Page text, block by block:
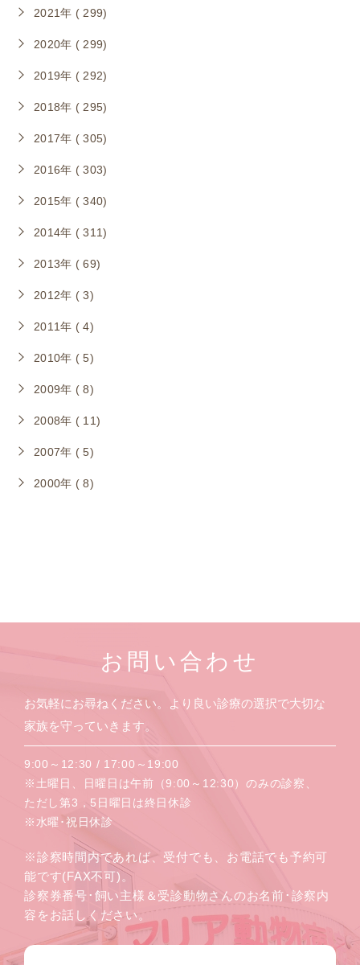
2021年 ( 299)
2020年 ( 299)
2019年 ( 292)
2018年 ( 295)
2017年 ( 305)
2016年 ( 303)
2015年 ( 340)
2014年 ( 311)
2013年 ( 69)
2012年 ( 3)
2011年 ( 4)
2010年 ( 5)
2009年 ( 8)
2008年 ( 11)
2007年 ( 5)
2000年 ( 8)
お問い合わせ
お気軽にお尋ねください。より良い診療の選択で大切な
家族を守っていきます。
9:00～12:30 / 17:00～19:00
※土曜日、日曜日は午前（9:00～12:30）のみの診察、
ただし第3，5日曜日は終日休診
※水曜･祝日休診
※診察時間内であれば、受付でも、お電話でも予約可
能です(FAX不可)。
診察券番号･飼い主様＆受診動物さんのお名前･診察内
容をお話しください。